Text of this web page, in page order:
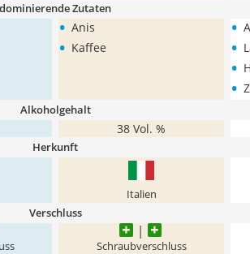
dominierende Zutaten
• Anis
• Kaffee
•
•
•
•
Alkoholgehalt
38 Vol. %
Herkunft
Italien
Verschluss
Schraubverschluss